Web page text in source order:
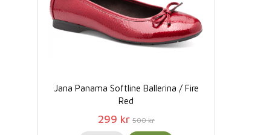
Jana Panama Softline Ballerina / Fire
Red
299 kr 500 kr